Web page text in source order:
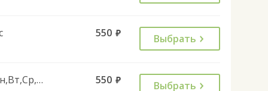
550 руб. Выбрать
Пн,Вт,Ср,Чт,Пт,Сб 550 руб. Выбрать